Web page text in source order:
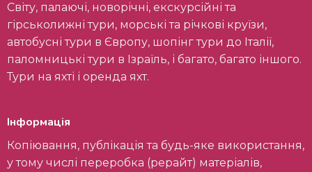
Світу, палаючі, новорічні, екскурсійні та
гірськолижні тури, морські та річкові круїзи,
автобусні тури в Європу, шопінг тури до Італії,
паломницькі тури в Ізраїль, і багато, багато іншого.
Тури на яхті і оренда яхт.
Інформація
Копіювання, публікація та будь-яке використання,
у тому числі переробка (рерайт) матеріалів,